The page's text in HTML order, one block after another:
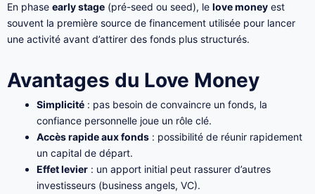
En phase early stage (pré-seed ou seed), le love money est
souvent la première source de financement utilisée pour lancer
une activité avant d’attirer des fonds plus structurés.
Avantages du Love Money
Simplicité : pas besoin de convaincre un fonds, la
confiance personnelle joue un rôle clé.
Accès rapide aux fonds : possibilité de réunir rapidement
un capital de départ.
Effet levier : un apport initial peut rassurer d’autres
investisseurs (business angels, VC).